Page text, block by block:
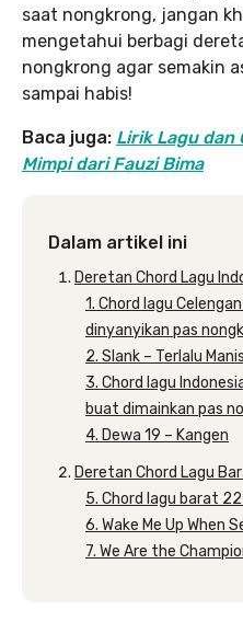
saat nongkrong, jangan
mengetahui berbagi
nongkrong agar semakin
sampai habis!
Baca juga: Lirik Lagu dan
Mimpi dari Fauzi Bima
Dalam artikel ini
Deretan Chord Lagu
1. Chord lagu
dinyanyikan pas
2. Slank – Terlalu Manis
3. Chord lagu
buat dimainkan pas
4. Dewa 19 – Kangen
Deretan Chord Lagu
5. Chord lagu barat
6. Wake Me Up When
7. We Are the